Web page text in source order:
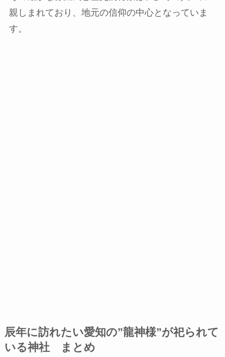
親しまれており、地元の信仰の中心となっていま​
す。
辰年に訪れたい愛知の”龍神様”が祀られて
いる神社 まとめ